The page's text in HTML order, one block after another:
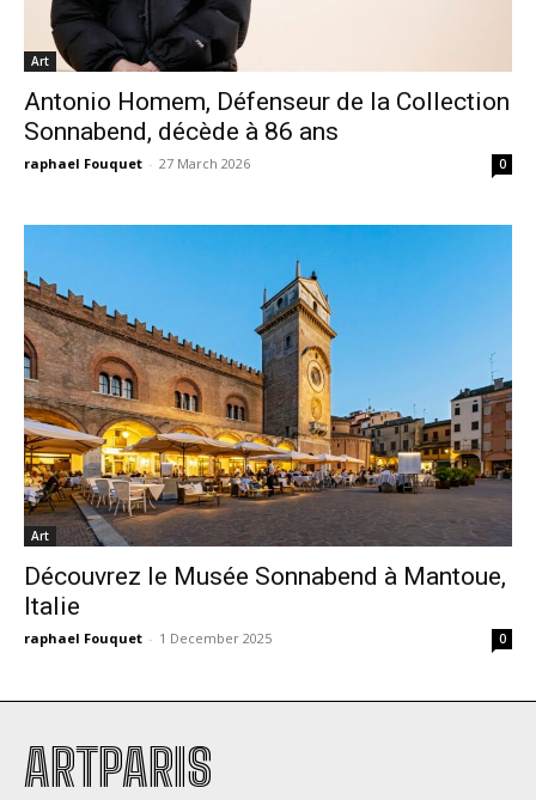
Art
Antonio Homem, Défenseur de la Collection
Sonnabend, décède à 86 ans
raphael Fouquet - 27 March 2026 0
Art
Découvrez le Musée Sonnabend à Mantoue,
Italie
raphael Fouquet - 1 December 2025 0
ARTPARIS